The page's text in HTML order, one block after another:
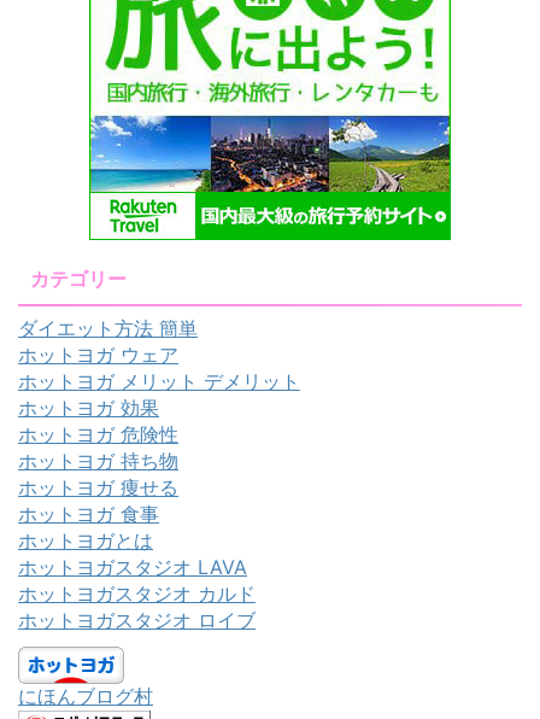
カテゴリー
ダイエット方法 簡単
ホットヨガ ウェア
ホットヨガ メリット デメリット
ホットヨガ 効果
ホットヨガ 危険性
ホットヨガ 持ち物
ホットヨガ 痩せる
ホットヨガ 食事
ホットヨガとは
ホットヨガスタジオ LAVA
ホットヨガスタジオ カルド
ホットヨガスタジオ ロイブ
にほんブログ村